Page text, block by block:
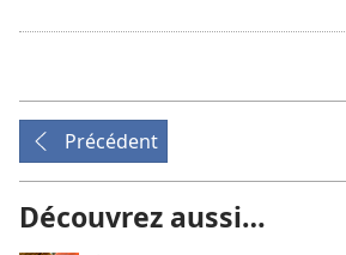
Précédent
Découvrez aussi…